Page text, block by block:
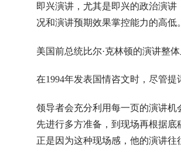
即兴演讲，尤其是即兴的政治演
况和演讲预期效果掌控能力的高低。
美国前总统比尔·克林顿的演讲整
在1994年发表国情咨文时，尽管
领导者会充分利用每一页的演讲
先进行多方准备，到现场再根据
正是因为这种现场感，他的演讲往